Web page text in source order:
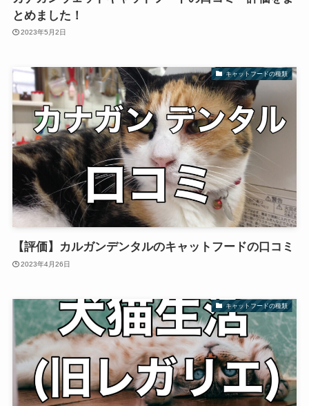
とめました！
2023年5月2日
キャットフードの種類
【評価】カルガンデンタルのキャットフードの口コミ
2023年4月26日
キャットフードの種類